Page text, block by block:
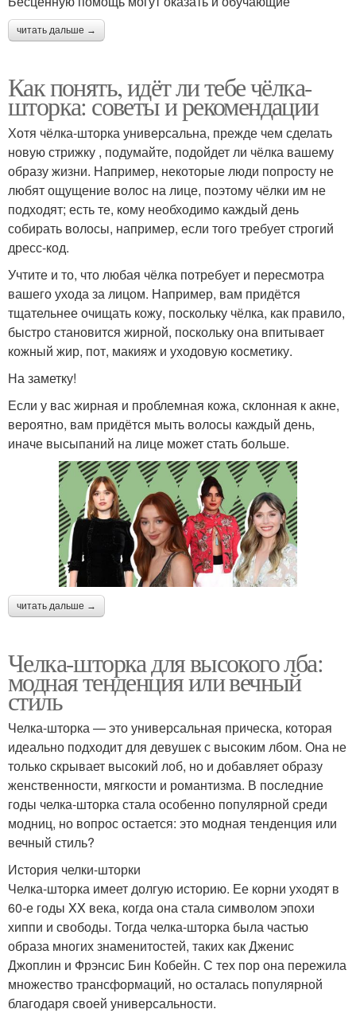
читать дальше →
Как понять, идёт ли тебе чёлка-
шторка: советы и рекомендации
Хотя чёлка-шторка универсальна, прежде чем сделать
новую стрижку , подумайте, подойдет ли чёлка вашему
образу жизни. Например, некоторые люди попросту не
любят ощущение волос на лице, поэтому чёлки им не
подходят; есть те, кому необходимо каждый день
собирать волосы, например, если того требует строгий
дресс-код.
Учтите и то, что любая чёлка потребует и пересмотра
вашего ухода за лицом. Например, вам придётся
тщательнее очищать кожу, поскольку чёлка, как правило,
быстро становится жирной, поскольку она впитывает
кожный жир, пот, макияж и уходовую косметику.
На заметку!
Если у вас жирная и проблемная кожа, склонная к акне,
вероятно, вам придётся мыть волосы каждый день,
иначе высыпаний на лице может стать больше.
читать дальше →
Челка-шторка для высокого лба:
модная тенденция или вечный
стиль
Челка-шторка — это универсальная прическа, которая
идеально подходит для девушек с высоким лбом. Она не
только скрывает высокий лоб, но и добавляет образу
женственности, мягкости и романтизма. В последние
годы челка-шторка стала особенно популярной среди
модниц, но вопрос остается: это модная тенденция или
вечный стиль?
История челки-шторки
Челка-шторка имеет долгую историю. Ее корни уходят в
60-е годы XX века, когда она стала символом эпохи
хиппи и свободы. Тогда челка-шторка была частью
образа многих знаменитостей, таких как Дженис
Джоплин и Фрэнсис Бин Кобейн. С тех пор она пережила
множество трансформаций, но осталась популярной
благодаря своей универсальности.